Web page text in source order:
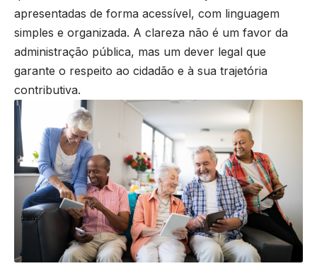
apresentadas de forma acessível, com linguagem
simples e organizada. A clareza não é um favor da
administração pública, mas um dever legal que
garante o respeito ao cidadão e à sua trajetória
contributiva.